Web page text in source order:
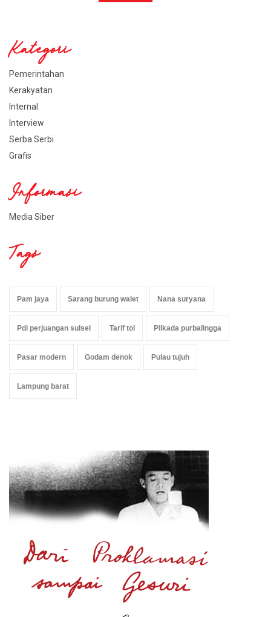
Kategori
Pemerintahan
Kerakyatan
Internal
Interview
Serba Serbi
Grafis
Informasi
Media Siber
Tags
Pam jaya Sarang burung walet Nana suryana
Pdi perjuangan sulsel Tarif tol Pilkada purbalingga
Pasar modern Godam denok Pulau tujuh
Lampung barat